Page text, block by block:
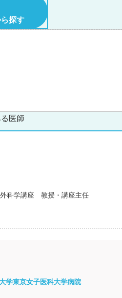
探す
医師
科学講座 教授・講座主任
学東京女子医科大学病院